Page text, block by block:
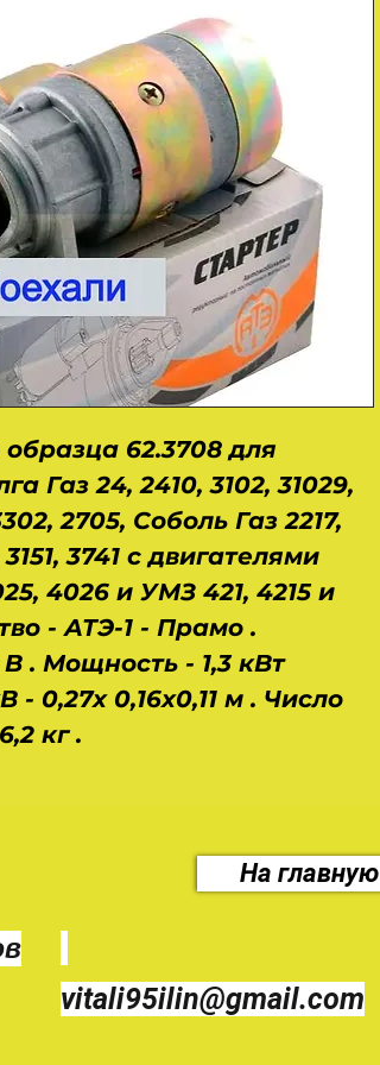
62.3708 для
Газ 24, 2410, 3102, 31029,
2705, Соболь Газ 2217,
3741 с двигателями
4026 и УМЗ 421, 4215 и
- АТЭ-1 - Прамо .
. Мощность - 1,3 кВт
0,27х 0,16х0,11 м . Число
кг .
На главную
vitali95ilin@gmail.com